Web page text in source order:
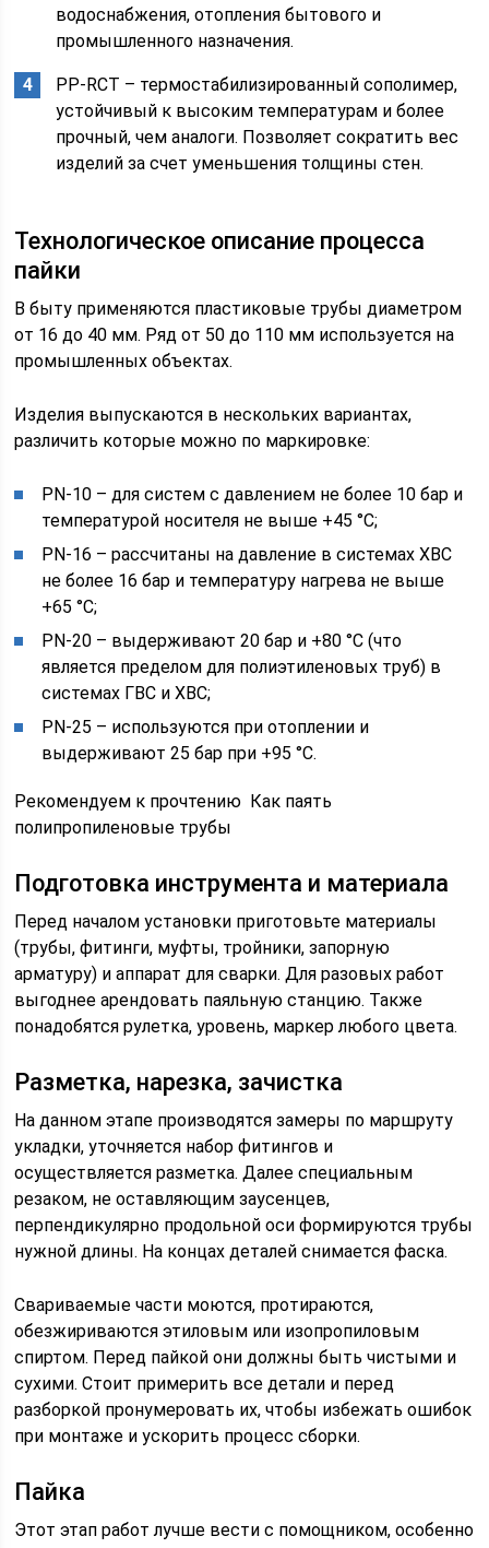
водоснабжения, отопления бытового и
промышленного назначения.
PP-RCT – термостабилизированный сополимер,
устойчивый к высоким температурам и более
прочный, чем аналоги. Позволяет сократить вес
изделий за счет уменьшения толщины стен.
Технологическое описание процесса
пайки
В быту применяются пластиковые трубы диаметром
от 16 до 40 мм. Ряд от 50 до 110 мм используется на
промышленных объектах.
Изделия выпускаются в нескольких вариантах,
различить которые можно по маркировке:
PN-10 – для систем с давлением не более 10 бар и
температурой носителя не выше +45 °С;
PN-16 – рассчитаны на давление в системах ХВС
не более 16 бар и температуру нагрева не выше
+65 °С;
PN-20 – выдерживают 20 бар и +80 °С (что
является пределом для полиэтиленовых труб) в
системах ГВС и ХВС;
PN-25 – используются при отоплении и
выдерживают 25 бар при +95 °С.
Рекомендуем к прочтению Как паять
полипропиленовые трубы
Подготовка инструмента и материала
Перед началом установки приготовьте материалы
(трубы, фитинги, муфты, тройники, запорную
арматуру) и аппарат для сварки. Для разовых работ
выгоднее арендовать паяльную станцию. Также
понадобятся рулетка, уровень, маркер любого цвета.
Разметка, нарезка, зачистка
На данном этапе производятся замеры по маршруту
укладки, уточняется набор фитингов и
осуществляется разметка. Далее специальным
резаком, не оставляющим заусенцев,
перпендикулярно продольной оси формируются трубы
нужной длины. На концах деталей снимается фаска.
Свариваемые части моются, протираются,
обезжириваются этиловым или изопропиловым
спиртом. Перед пайкой они должны быть чистыми и
сухими. Стоит примерить все детали и перед
разборкой пронумеровать их, чтобы избежать ошибок
при монтаже и ускорить процесс сборки.
Пайка
Этот этап работ лучше вести с помощником, особенно